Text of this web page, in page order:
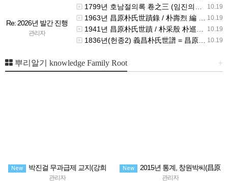
Re: 2026년 발간 진행
중인 인터넷족보에 등
관리자
10.19
1799년 호남절의록 卷之三 (임진의적 壬辰義蹟)
10.19
1963년 昌原朴氏世蹟錄 / 朴壽烈 編 박수열
10.19
1941년 昌原朴氏世蹟 / 朴采殷 朴巡源 編 박채은 박순원
10.19
1836년(헌종2) 義昌朴氏世譜 = 昌原朴氏世譜.卷1-4, 朴尙翊 박상익 等編
+
뿌리알기 knowledge Family Root
New
박진걸 무과급제 교지(강희
15년, 1676년 3월3일, 숙종2년
관리자
New
2015년 통계, 창원박씨(昌原
朴氏) 8,382명 vs 박씨 총인구
관리자